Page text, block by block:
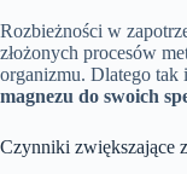
Rozbieżności w
złożonych procesów
organizmu. Dlatego tak
magnezu do swoich
Czynniki zwiększające